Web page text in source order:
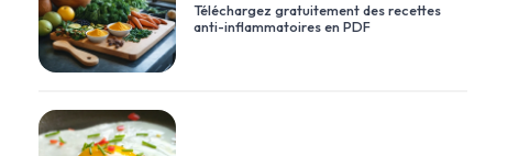
Téléchargez gratuitement des recettes
anti-inflammatoires en PDF